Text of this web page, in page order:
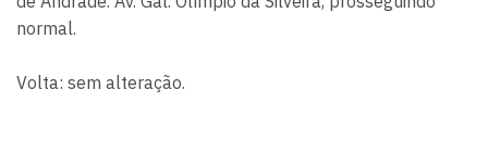
normal.
Volta: sem alteração.